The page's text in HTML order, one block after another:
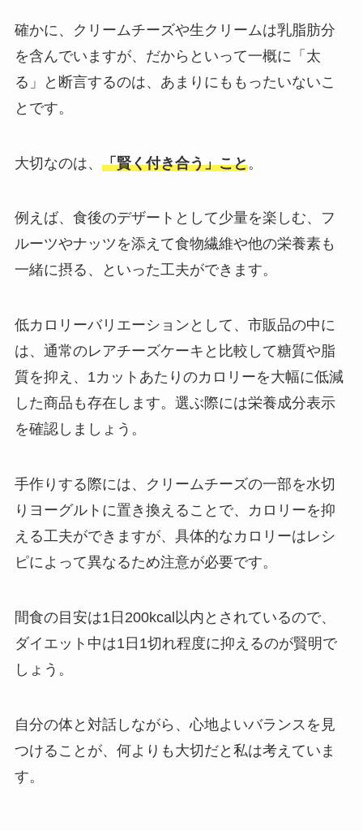
確かに、クリームチーズや生クリームは乳脂肪分
を含んでいますが、だからといって一概に「太
る」と断言するのは、あまりにももったいないこ
とです。
大切なのは、 「賢く付き合う」こと。
例えば、食後のデザートとして少量を楽しむ、フ
ルーツやナッツを添えて食物繊維や他の栄養素も
一緒に摂る、といった工夫ができます。
低カロリーバリエーションとして、市販品の中に
は、通常のレアチーズケーキと比較して糖質や脂
質を抑え、1カットあたりのカロリーを大幅に低減
した商品も存在します。選ぶ際には栄養成分表示
を確認しましょう。
手作りする際には、クリームチーズの一部を水切
りヨーグルトに置き換えることで、カロリーを抑
える工夫ができますが、具体的なカロリーはレシ
ピによって異なるため注意が必要です。
間食の目安は1日200kcal以内とされているので、
ダイエット中は1日1切れ程度に抑えるのが賢明で
しょう。
自分の体と対話しながら、心地よいバランスを見
つけることが、何よりも大切だと私は考えていま
す。